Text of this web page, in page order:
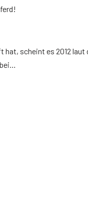
scheint es 2012 laut